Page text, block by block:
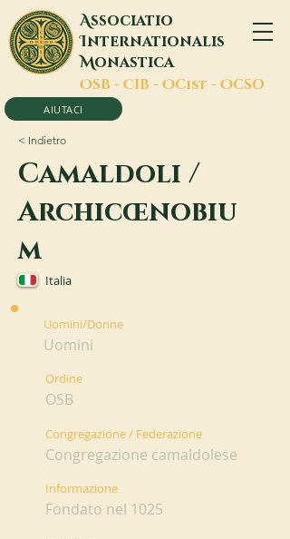
Associatio
Internationalis
Monastica
OSB - CIB - OCist - OCSO
AIUTACI
< Indietro
Camaldoli /
Archicœnobiu
m
Italia
Uomini/Donne
Uomini
Ordine
OSB
Congregazione / Federazione
Congregazione camaldolese
Informazione
Fondato nel 1025